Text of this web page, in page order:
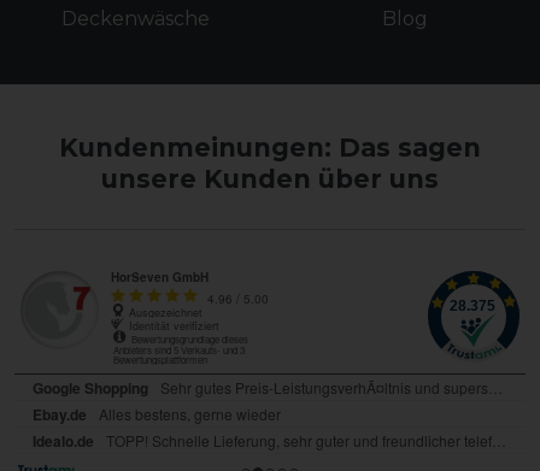
Deckenwäsche Blog
Kundenmeinungen: Das sagen
unsere Kunden über uns